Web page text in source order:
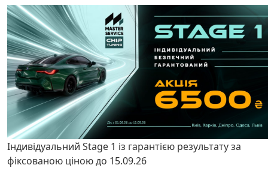
Індивідуальний Stage 1 із гарантією результату за
фіксованою ціною до 15.09.26